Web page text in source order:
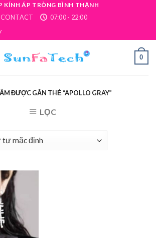
KÍNH ÁP TRÒNG BÌNH THẠNH
CONTACT
07:00 - 22:00
0
ĐƯỢC GẮN THẺ “APOLLO GRAY”
LỌC